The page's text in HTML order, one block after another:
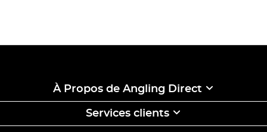
À Propos de Angling Direct
Services clients